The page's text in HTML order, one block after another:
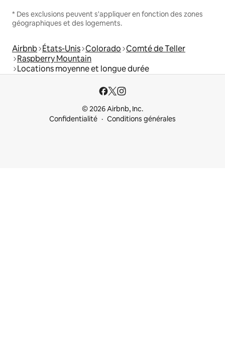
* Des exclusions peuvent s'appliquer en fonction des zones
géographiques et des logements.
Airbnb États-Unis Colorado Comté de Teller
Raspberry Mountain
Locations moyenne et longue durée
© 2026 Airbnb, Inc.
Confidentialité
Conditions générales